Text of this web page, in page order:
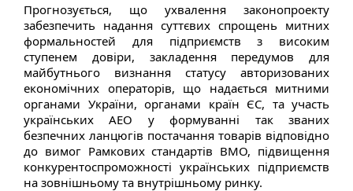
Прогнозується, що ухвалення законопроекту
забезпечить надання суттєвих спрощень митних
формальностей для підприємств з високим
ступенем довіри, закладення передумов для
майбутнього визнання статусу авторизованих
економічних операторів, що надається митними
органами України, органами країн ЄС, та участь
українських АЕО у формуванні так званих
безпечних ланцюгів постачання товарів відповідно
до вимог Рамкових стандартів ВМО, підвищення
конкурентоспроможності українських підприємств
на зовнішньому та внутрішньому ринку.